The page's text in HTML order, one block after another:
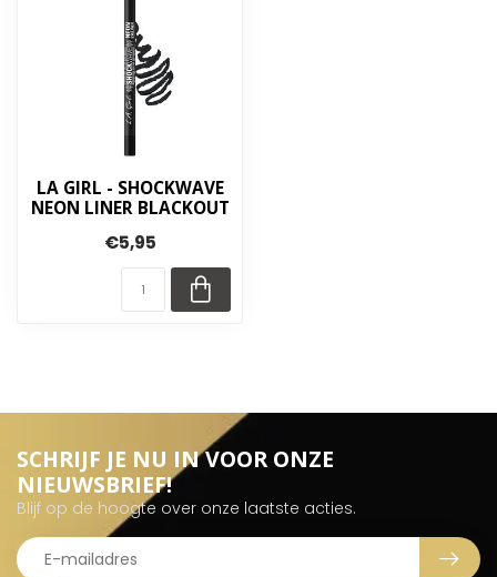
LA GIRL - SHOCKWAVE
NEON LINER BLACKOUT
€5,95
SCHRIJF JE NU IN VOOR ONZE
NIEUWSBRIEF!
Blijf op de hoogte over onze laatste acties.